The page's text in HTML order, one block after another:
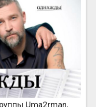
Uma2rman,